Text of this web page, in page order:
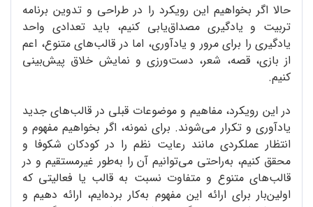
حالا اگر بخواهیم این رویکرد را در طراحی و تدوین برنامه
تربیت و یادگیری مصداق‌یابی کنیم، باید تعدادی واحد
یادگیری را برای مرور و یادآوری، اما در قالب‌های متنوع، اعم
از بازی، قصه، شعر، دست‌ورزی و نمایش خلاق پیش‌بینی
کنیم.
در این رویکرد، مفاهیم و موضوعات قبلی در قالب‌های جدید
یادآوری و تکرار می‌شوند. برای نمونه، اگر بخواهیم مفهوم و
انتظار عملکردی مانند رعایت نظم را در کودکان شکوفا و
محقق کنیم، به‌راحتی می‌توانیم آن را به‌طور غیرمستقیم و در
قالب‌های متنوع و متفاوت نسبت به قالب یا فعالیتی که
اولین‌بار برای ارائه این مفهوم به‌کار برده‌ایم، ارائه دهیم و